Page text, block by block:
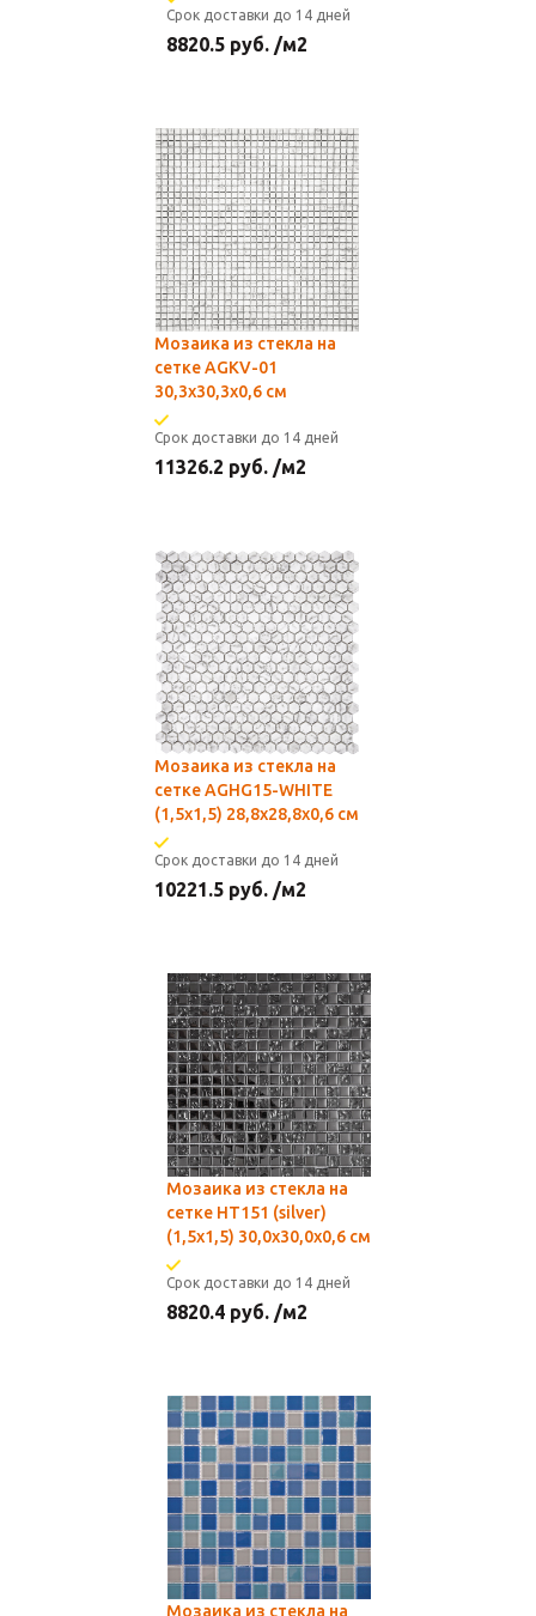
Срок доставки до 14 дней
8820.5 руб. /м2
Мозаика из стекла на
сетке AGKV-01
30,3х30,3x0,6 см
Срок доставки до 14 дней
11326.2 руб. /м2
Мозаика из стекла на
сетке AGHG15-WHITE
(1,5x1,5) 28,8х28,8x0,6 см
Срок доставки до 14 дней
10221.5 руб. /м2
Мозаика из стекла на
сетке HT151 (silver)
(1,5x1,5) 30,0х30,0x0,6 см
Срок доставки до 14 дней
8820.4 руб. /м2
Мозаика из стекла на